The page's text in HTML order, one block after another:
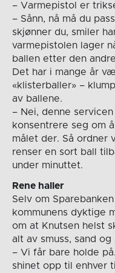
– Varmepistol er
– Sånn, nå må du
skjønner du, smiler
varmepistolen lager
ballen etter den
Det har i mange år
«klisterballer» –
av ballene.
– Nei, denne
konsentrere seg om
målet der. Så ordner
renser en sort ball
under minuttet.
Rene haller
Selv om
kommunens dyktige
om at Knutsen helst
alt av smuss, sand og
– Vi får bare holde
shinet opp til enhver